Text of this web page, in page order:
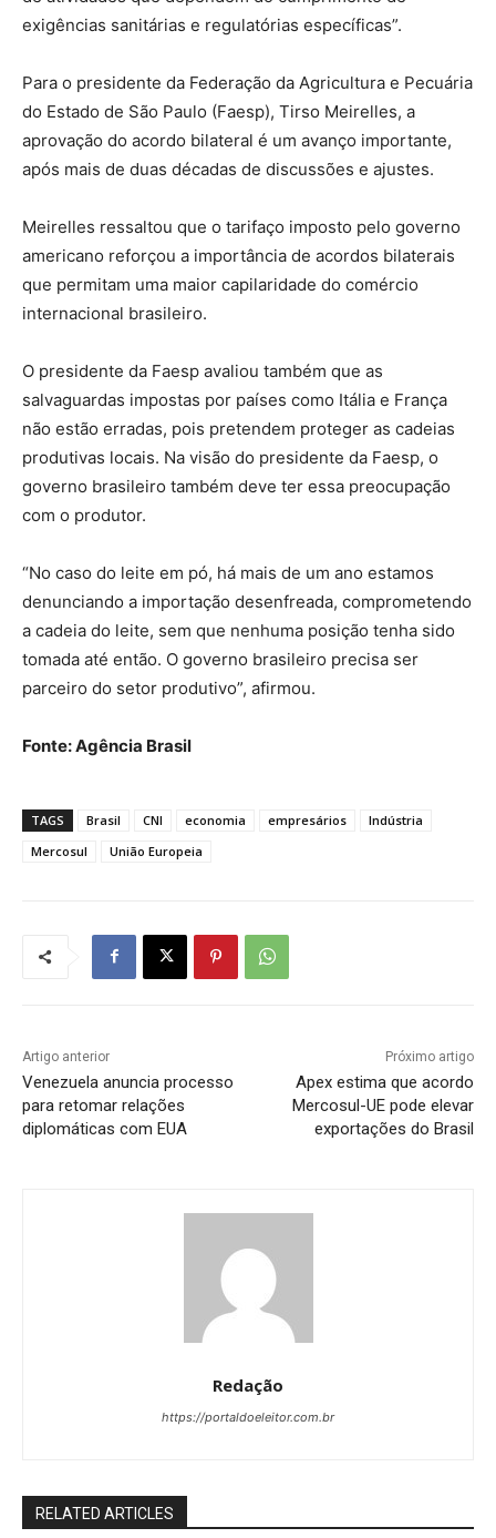
exigências sanitárias e regulatórias específicas”.
Para o presidente da Federação da Agricultura e Pecuária
do Estado de São Paulo (Faesp), Tirso Meirelles, a
aprovação do acordo bilateral é um avanço importante,
após mais de duas décadas de discussões e ajustes.
Meirelles ressaltou que o tarifaço imposto pelo governo
americano reforçou a importância de acordos bilaterais
que permitam uma maior capilaridade do comércio
internacional brasileiro.
O presidente da Faesp avaliou também que as
salvaguardas impostas por países como Itália e França
não estão erradas, pois pretendem proteger as cadeias
produtivas locais. Na visão do presidente da Faesp, o
governo brasileiro também deve ter essa preocupação
com o produtor.
“No caso do leite em pó, há mais de um ano estamos
denunciando a importação desenfreada, comprometendo
a cadeia do leite, sem que nenhuma posição tenha sido
tomada até então. O governo brasileiro precisa ser
parceiro do setor produtivo”, afirmou.
Fonte: Agência Brasil
TAGS Brasil CNI economia empresários
Indústria
Mercosul
União Europeia
Artigo anterior
Venezuela anuncia processo
para retomar relações
diplomáticas com EUA
Próximo artigo
Apex estima que acordo
Mercosul-UE pode elevar
exportações do Brasil
Redação
https://portaldoeleitor.com.br
RELATED ARTICLES